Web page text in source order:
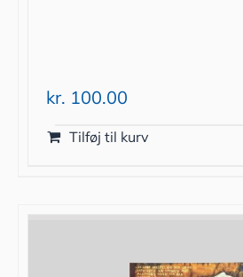
kr. 100.00
Tilføj til kurv